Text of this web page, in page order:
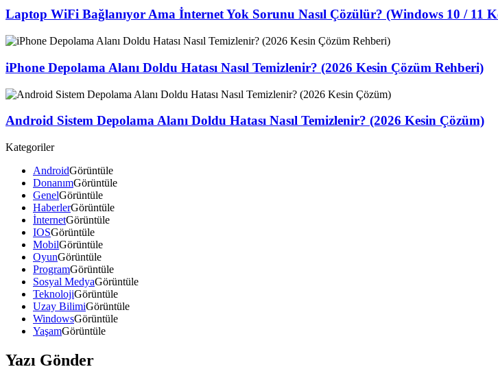
Laptop WiFi Bağlanıyor Ama İnternet Yok Sorunu Nasıl Çözülür? (Windows 10 / 11
iPhone Depolama Alanı Doldu Hatası Nasıl Temizlenir? (2026 Kesin Çözüm Rehberi)
Android Sistem Depolama Alanı Doldu Hatası Nasıl Temizlenir? (2026 Kesin Çözüm)
Kategoriler
AndroidGörüntüle
DonanımGörüntüle
GenelGörüntüle
HaberlerGörüntüle
İnternetGörüntüle
IOSGörüntüle
MobilGörüntüle
OyunGörüntüle
ProgramGörüntüle
Sosyal MedyaGörüntüle
TeknolojiGörüntüle
Uzay BilimiGörüntüle
WindowsGörüntüle
YaşamGörüntüle
Yazı Gönder